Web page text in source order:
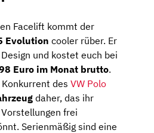
Facelift kommt der
Evolution cooler rüber. Er
und kostet euch bei
Euro im Monat brutto.
des VW Polo
daher, das ihr
frei
Serienmäßig sind eine